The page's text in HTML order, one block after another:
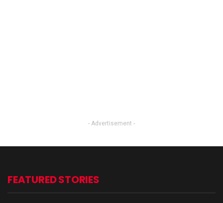
- Advertisement -
FEATURED STORIES